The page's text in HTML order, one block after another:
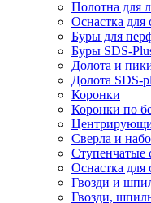
Полотна для
Оснастка для
Буры для
Буры SDS-
Долота и
Долота SDS-
Коронки
Коронки по
Сверла и
Ступенчатые
Оснастка для
Гвозди и
Гвозди,